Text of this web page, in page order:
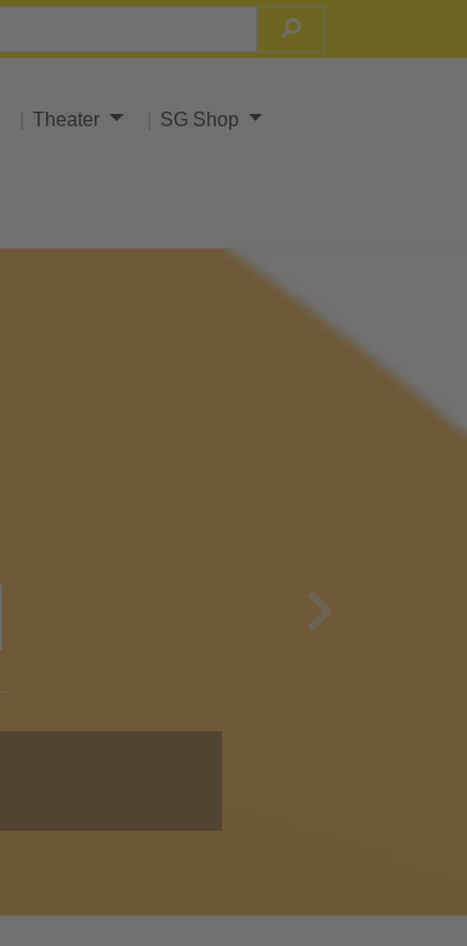
Theater SG Shop